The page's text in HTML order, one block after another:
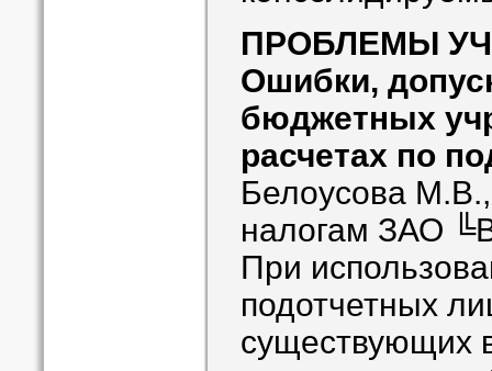
ПРОБЛЕМЫ
Ошибки,
бюджетных
расчетах по
Белоусова М.В.,
налогам ЗАО
При
подотчетных
существующих